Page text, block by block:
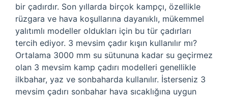
bir çadırdır. Son yıllarda birçok kampçı, özellikle
rüzgara ve hava koşullarına dayanıklı, mükemmel
yalıtımlı modeller oldukları için bu tür çadırları
tercih ediyor. 3 mevsim çadır kışın kullanılır mı?
Ortalama 3000 mm su sütununa kadar su geçirmez
olan 3 mevsim kamp çadırı modelleri genellikle
ilkbahar, yaz ve sonbaharda kullanılır. İsterseniz 3
mevsim çadırı sonbahar hava sıcaklığına uygun